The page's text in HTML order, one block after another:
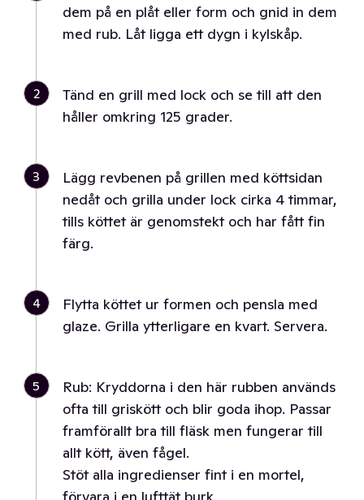
dem på en plåt eller form och gnid in dem
med rub. Låt ligga ett dygn i kylskåp.
2
Tänd en grill med lock och se till att den
håller omkring 125 grader.
3
Lägg revbenen på grillen med köttsidan
nedåt och grilla under lock cirka 4 timmar,
tills köttet är genomstekt och har fått fin
färg.
4
Flytta köttet ur formen och pensla med
glaze. Grilla ytterligare en kvart. Servera.
5
Rub: Kryddorna i den här rubben används
ofta till griskött och blir goda ihop. Passar
framförallt bra till fläsk men fungerar till
allt kött, även fågel.
Stöt alla ingredienser fint i en mortel,